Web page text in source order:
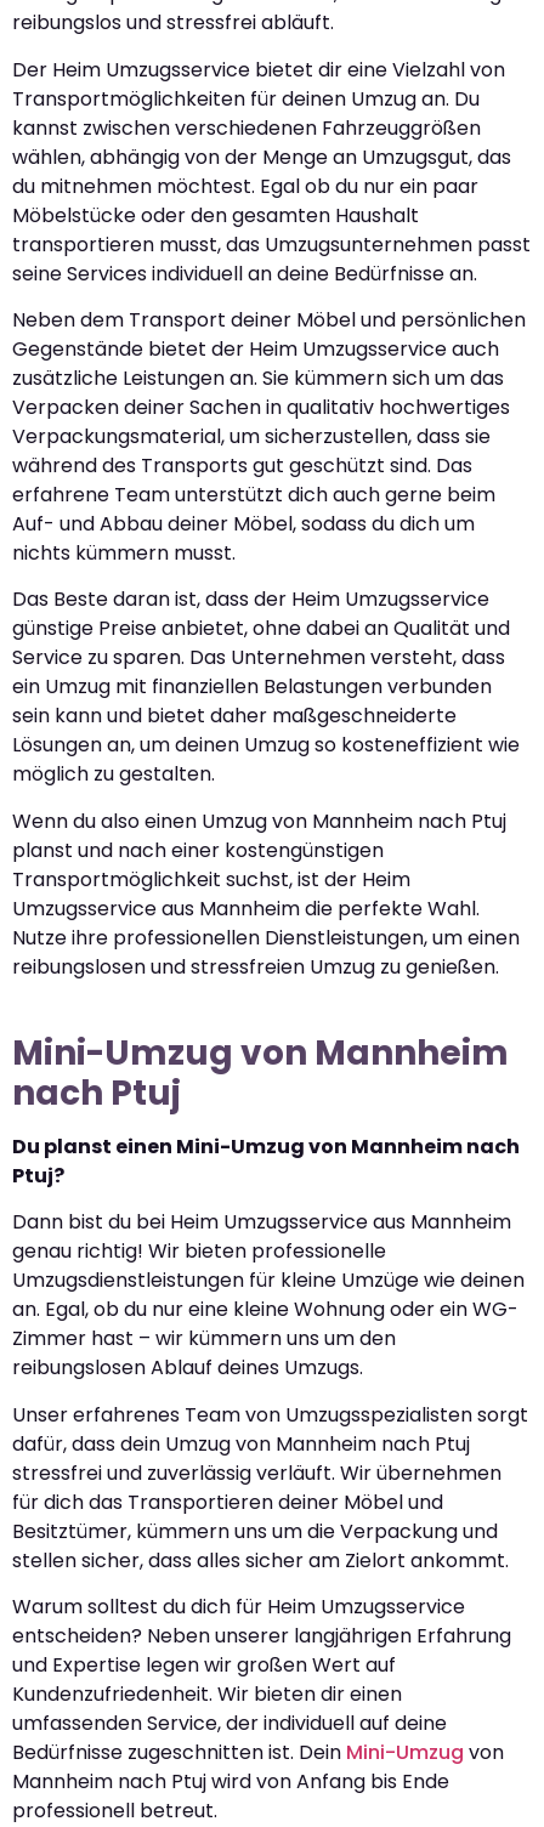
reibungslos und stressfrei abläuft.
Der Heim Umzugsservice bietet dir eine Vielzahl von
Transportmöglichkeiten für deinen Umzug an. Du
kannst zwischen verschiedenen Fahrzeuggrößen
wählen, abhängig von der Menge an Umzugsgut, das
du mitnehmen möchtest. Egal ob du nur ein paar
Möbelstücke oder den gesamten Haushalt
transportieren musst, das Umzugsunternehmen passt
seine Services individuell an deine Bedürfnisse an.
Neben dem Transport deiner Möbel und persönlichen
Gegenstände bietet der Heim Umzugsservice auch
zusätzliche Leistungen an. Sie kümmern sich um das
Verpacken deiner Sachen in qualitativ hochwertiges
Verpackungsmaterial, um sicherzustellen, dass sie
während des Transports gut geschützt sind. Das
erfahrene Team unterstützt dich auch gerne beim
Auf- und Abbau deiner Möbel, sodass du dich um
nichts kümmern musst.
Das Beste daran ist, dass der Heim Umzugsservice
günstige Preise anbietet, ohne dabei an Qualität und
Service zu sparen. Das Unternehmen versteht, dass
ein Umzug mit finanziellen Belastungen verbunden
sein kann und bietet daher maßgeschneiderte
Lösungen an, um deinen Umzug so kosteneffizient wie
möglich zu gestalten.
Wenn du also einen Umzug von Mannheim nach Ptuj
planst und nach einer kostengünstigen
Transportmöglichkeit suchst, ist der Heim
Umzugsservice aus Mannheim die perfekte Wahl.
Nutze ihre professionellen Dienstleistungen, um einen
reibungslosen und stressfreien Umzug zu genießen.
Mini-Umzug von Mannheim
nach Ptuj
Du planst einen Mini-Umzug von Mannheim nach
Ptuj?
Dann bist du bei Heim Umzugsservice aus Mannheim
genau richtig! Wir bieten professionelle
Umzugsdienstleistungen für kleine Umzüge wie deinen
an. Egal, ob du nur eine kleine Wohnung oder ein WG-
Zimmer hast – wir kümmern uns um den
reibungslosen Ablauf deines Umzugs.
Unser erfahrenes Team von Umzugsspezialisten sorgt
dafür, dass dein Umzug von Mannheim nach Ptuj
stressfrei und zuverlässig verläuft. Wir übernehmen
für dich das Transportieren deiner Möbel und
Besitztümer, kümmern uns um die Verpackung und
stellen sicher, dass alles sicher am Zielort ankommt.
Warum solltest du dich für Heim Umzugsservice
entscheiden? Neben unserer langjährigen Erfahrung
und Expertise legen wir großen Wert auf
Kundenzufriedenheit. Wir bieten dir einen
umfassenden Service, der individuell auf deine
Bedürfnisse zugeschnitten ist. Dein Mini-Umzug von
Mannheim nach Ptuj wird von Anfang bis Ende
professionell betreut.